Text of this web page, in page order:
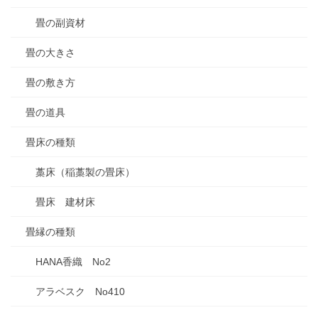
畳の副資材
畳の大きさ
畳の敷き方
畳の道具
畳床の種類
藁床（稲藁製の畳床）
畳床 建材床
畳縁の種類
HANA香織 No2
アラベスク No410